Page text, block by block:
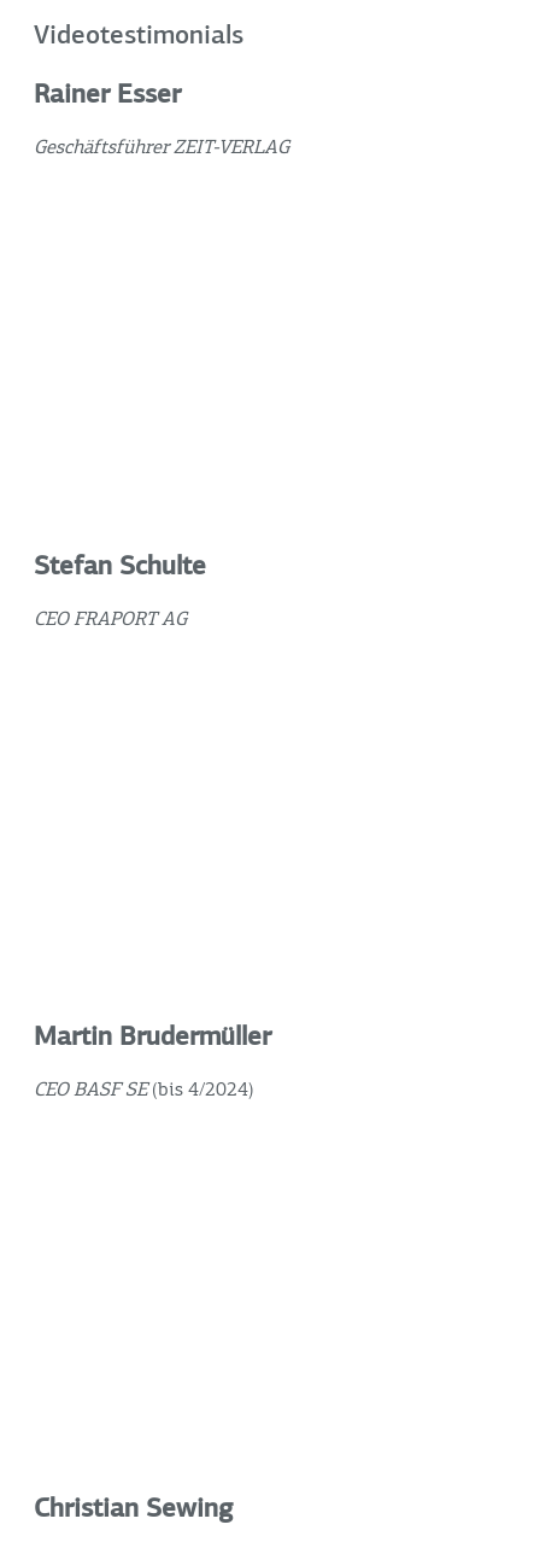
Videotestimonials
Rainer Esser
Geschäftsführer ZEIT-VERLAG
Stefan Schulte
CEO FRAPORT AG
Martin Brudermüller
CEO BASF SE(bis 4/2024)
Christian Sewing